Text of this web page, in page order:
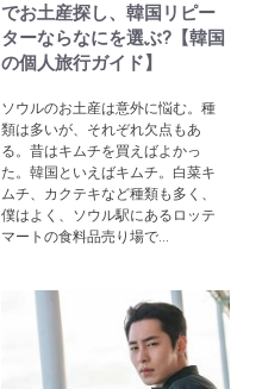
でお土産探し、韓国リピー
ターならなにを選ぶ?【韓国
の個人旅行ガイド】
ソウルのお土産は意外に悩む。種
類は多いが、それぞれ欠点もあ
る。昔はキムチを買えばよかっ
た。韓国といえばキムチ。白菜キ
ムチ、カクテキなど種類も多く、
僕はよく、ソウル駅にあるロッテ
マートの食料品売り場で...